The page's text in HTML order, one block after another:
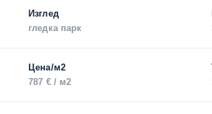
Изглед
гледка парк
Цена/м2
787 € / м2